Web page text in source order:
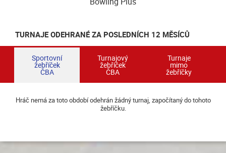
TURNAJE ODEHRANÉ ZA POSLEDNÍCH 12 MĚSÍCŮ
Sportovní
žebříček
ČBA
Turnajový
žebříček
ČBA
Turnaje
mimo
žebříčky
Hráč nemá za toto období odehrán žádný turnaj, započítaný do tohoto
žebříčku.